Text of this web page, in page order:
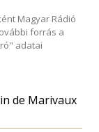
Magyar Rádió
forrás a
adatai
de Marivaux